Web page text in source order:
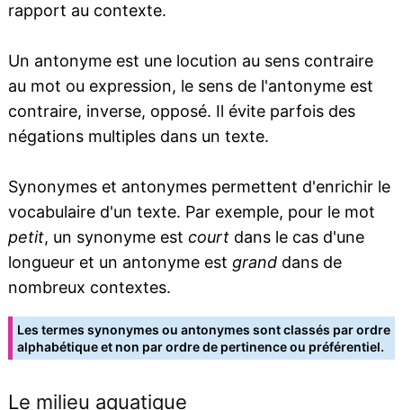
rapport au contexte.
Un antonyme est une locution au sens contraire
au mot ou expression, le sens de l'antonyme est
contraire, inverse, opposé. Il évite parfois des
négations multiples dans un texte.
Synonymes et antonymes permettent d'enrichir le
vocabulaire d'un texte. Par exemple, pour le mot
petit, un synonyme est courtdans le cas d'une
longueur et un antonyme est granddans de
nombreux contextes.
Les termes synonymes ou antonymes sont classés par ordre
alphabétique et non par ordre de pertinence ou préférentiel.
Le milieu aquatique